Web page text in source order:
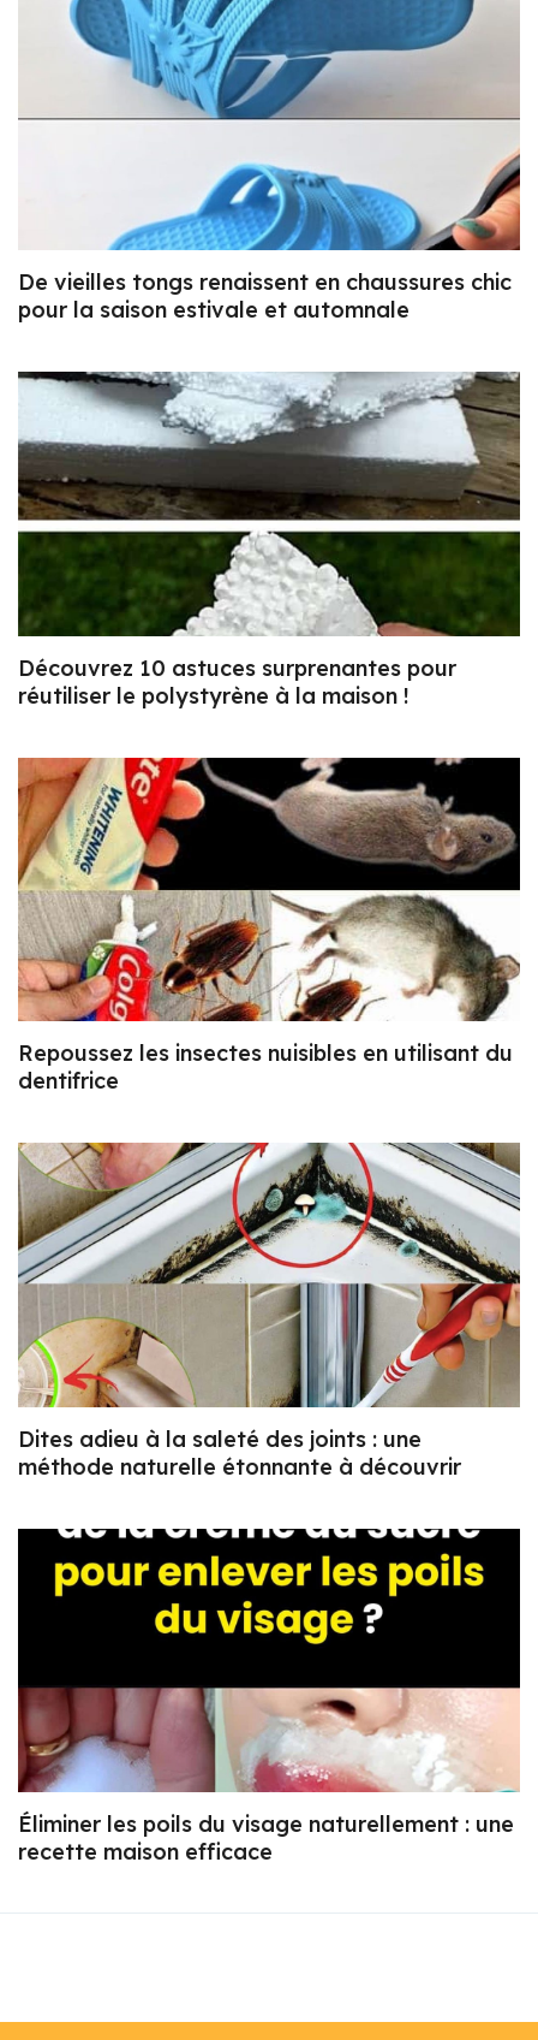
De vieilles tongs renaissent en chaussures chic
pour la saison estivale et automnale
Découvrez 10 astuces surprenantes pour
réutiliser le polystyrène à la maison !
Repoussez les insectes nuisibles en utilisant du
dentifrice
Dites adieu à la saleté des joints : une
méthode naturelle étonnante à découvrir
Éliminer les poils du visage naturellement : une
recette maison efficace